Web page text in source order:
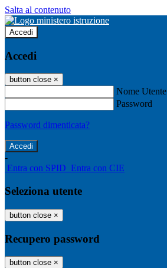
Salta al contenuto
Accedi
Accedi
button close ×
Nome Utente
Password
Password dimenticata?
-
Entra con SPID Entra con CIE
Seleziona utente
button close ×
Recupero password
button close ×